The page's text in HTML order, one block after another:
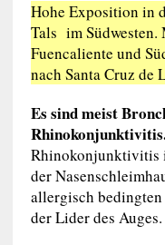
Hohe Exposition in
Tals im
Fuencaliente und
nach Santa Cruz de
Es sind meist
Rhinokonjunktivitis
der
allergisch
der Lider des Auges.